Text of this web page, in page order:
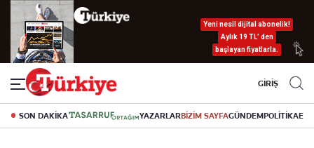
Yeni nesil dijital abonelik!
Aylık 19 TL’ den
başlayan fiyatlarla.
GİRİŞ
SON DAKİKA YAZARLARBİZİM SAYFAGÜNDEMPOLİTİKA